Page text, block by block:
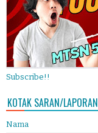
Subscribe!!
KOTAK SARAN/LAPORAN
Nama